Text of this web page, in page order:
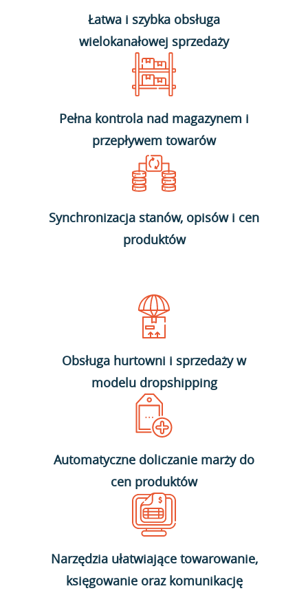
Łatwa i szybka obsługa
wielokanałowej sprzedaży
Pełna kontrola nad magazynem i
przepływem towarów
Synchronizacja stanów, opisów i cen
produktów
Obsługa hurtowni i sprzedaży w
modelu dropshipping
Automatyczne doliczanie marży do
cen produktów
Narzędzia ułatwiające towarowanie,
księgowanie oraz komunikację